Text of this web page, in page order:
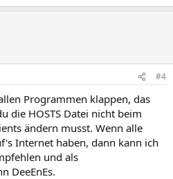
#4
Programmen klappen, das
die HOSTS Datei nicht beim
ändern musst. Wenn alle
Internet haben, dann kann ich
und als
DeeEnEs.